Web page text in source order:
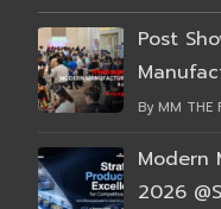
Post
By MM THE
Modern
2026